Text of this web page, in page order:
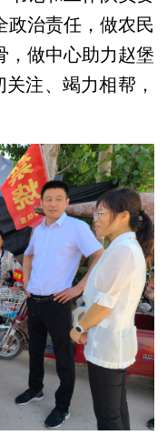
治责任，做农民
，做中心助力赵堡
注、竭力相帮，